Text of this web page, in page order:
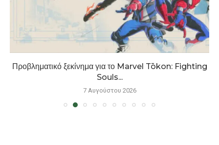
Προβληματικό ξεκίνημα για το Marvel Tōkon: Fighting
Souls...
7 Αυγούστου 2026